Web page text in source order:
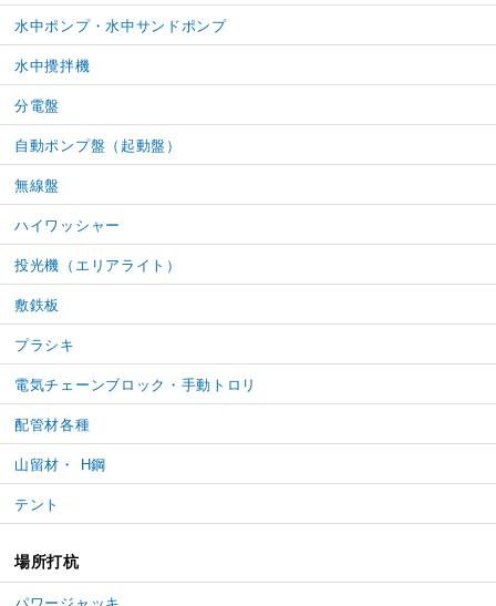
水中ポンプ・水中サンドポンプ
水中攪拌機
分電盤
自動ポンプ盤（起動盤）
無線盤
ハイワッシャー
投光機（エリアライト）
敷鉄板
プラシキ
電気チェーンブロック・手動トロリ
配管材各種
山留材・ H鋼
テント
場所打杭